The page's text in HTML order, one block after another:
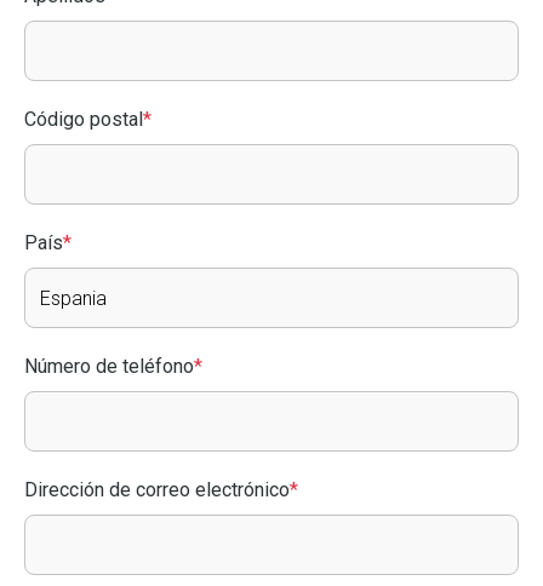
Código postal*
País*
Número de teléfono*
Dirección de correo electrónico*